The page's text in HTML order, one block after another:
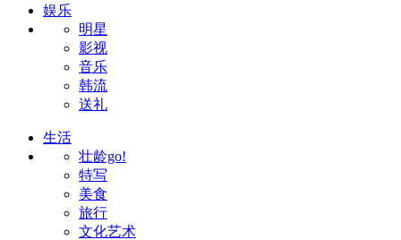
娱乐
明星
影视
音乐
韩流
送礼
生活
壮龄go!
特写
美食
旅行
文化艺术